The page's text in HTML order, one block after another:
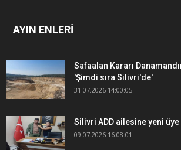
AYIN ENLERİ
Safaalan Kararı
'Şimdi sıra Silivri'de'
31.07.2026 14:00:05
Silivri ADD ailesine yeni üye
09.07.2026 16:08:01